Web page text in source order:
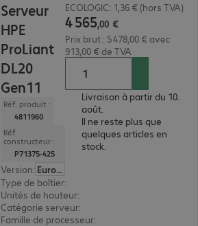
Serveur
HPE
ProLiant
DL20
Gen11
Réf. produit :
4811960
Réf.
constructeur :
P71375-425
Version:
Europe
Type de boîtier:
Unités de hauteur:
Catégorie serveur:
Famille de processeur:
ECOLOGIC: 1,36 € (hors TVA)
4565,00 €
Prix brut : 5 478,00 € avec
913,00 € de TVA
Livraison à partir du 10.
août.
Il ne reste plus que
quelques articles en
stock.